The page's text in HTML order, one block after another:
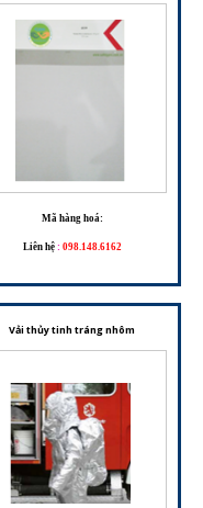
Mã hàng hoá:
Liên hệ : 098.148.6162
Vải thủy tinh tráng nhôm